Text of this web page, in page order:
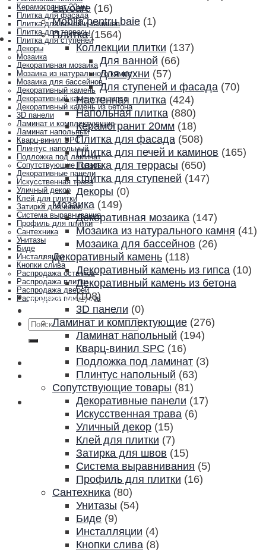
Керамогранит 20мм
Плитка для фасада
Плитка для печей и каминов
Плитка для террасы
Плитка для ступеней
Декоры
Мозаика
Декоративная мозаика
Мозаика из натурального камня
Мозаика для бассейнов
Декоративный камень
Декоративный камень из гипса
Декоративный камень из бетона
3D панели
Ламинат и комплектующие
Ламинат напольный
Кварц-винил SPC
Плинтус напольный
Подложка под ламинат
Сопутствующие товары
Декоративные панели
Искусственная трава
Уличный декор
Клей для плитки
Затирка для швов
Система выравнивания
Профиль для плитки
Сантехника
Унитазы
Биде
Инсталляции
Кнопки слива
Распродажа остатков
Распродажа плитки
Распродажа дверей
Распродажа плинтусов
Акции и скидки
Контакты
Искать:
Lavoare (16)
Mobila pentru baie (1)
Плитка (1564)
Коллекции плитки (137)
Для ванной (66)
Для кухни (57)
Для ступеней и фасада (70)
Настенная плитка (424)
Напольная плитка (880)
Керамогранит 20мм (18)
Плитка для фасада (508)
Плитка для печей и каминов (165)
Плитка для террасы (650)
Плитка для ступеней (147)
Декоры (0)
Мозаика (149)
Декоративная мозаика (147)
Мозаика из натурального камня (41)
Мозаика для бассейнов (26)
Декоративный камень (118)
Декоративный камень из гипса (10)
Декоративный камень из бетона
(108)
3D панели (0)
Ламинат и комплектующие (276)
Ламинат напольный (194)
Кварц-винил SPC (16)
Подложка под ламинат (3)
Плинтус напольный (63)
Сопутствующие товары (81)
Декоративные панели (17)
Искусственная трава (6)
Уличный декор (15)
Клей для плитки (7)
Затирка для швов (15)
Система выравнивания (5)
Профиль для плитки (16)
Сантехника (80)
Унитазы (54)
Биде (9)
Инсталляции (4)
Кнопки слива (8)